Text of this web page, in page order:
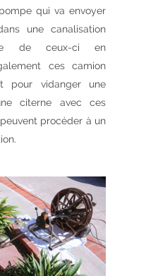
qui va envoyer
une canalisation
de ceux-ci en
ces camion
pour vidanger une
citerne avec ces
procéder à un